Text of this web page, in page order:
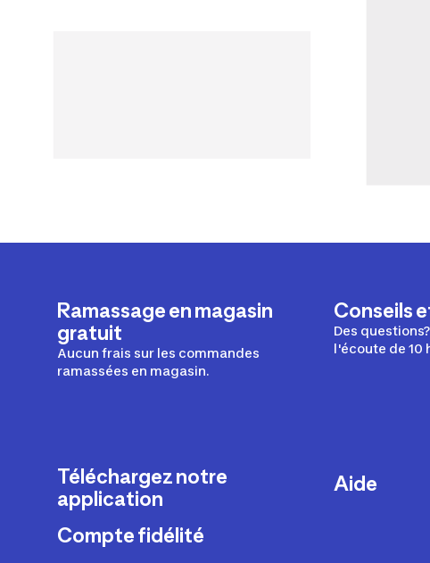
Ramassage en magasin
gratuit
Aucun frais sur les commandes
ramassées en magasin.
Conseils
Des
l'écoute de 10
Téléchargez notre
application
Compte fidélité
Aide